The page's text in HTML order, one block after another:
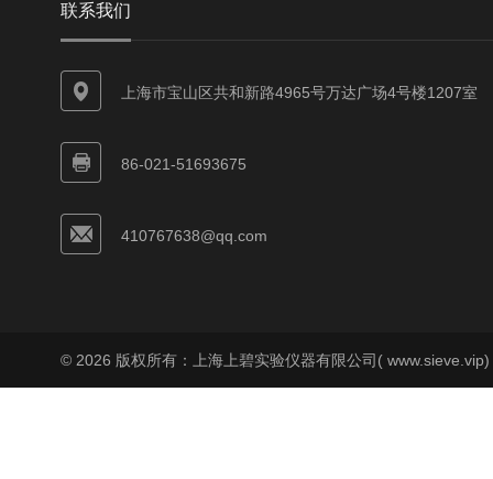
联系我们
上海市宝山区共和新路4965号万达广场4号楼1207室
86-021-51693675
410767638@qq.com
© 2026 版权所有：上海上碧实验仪器有限公司(